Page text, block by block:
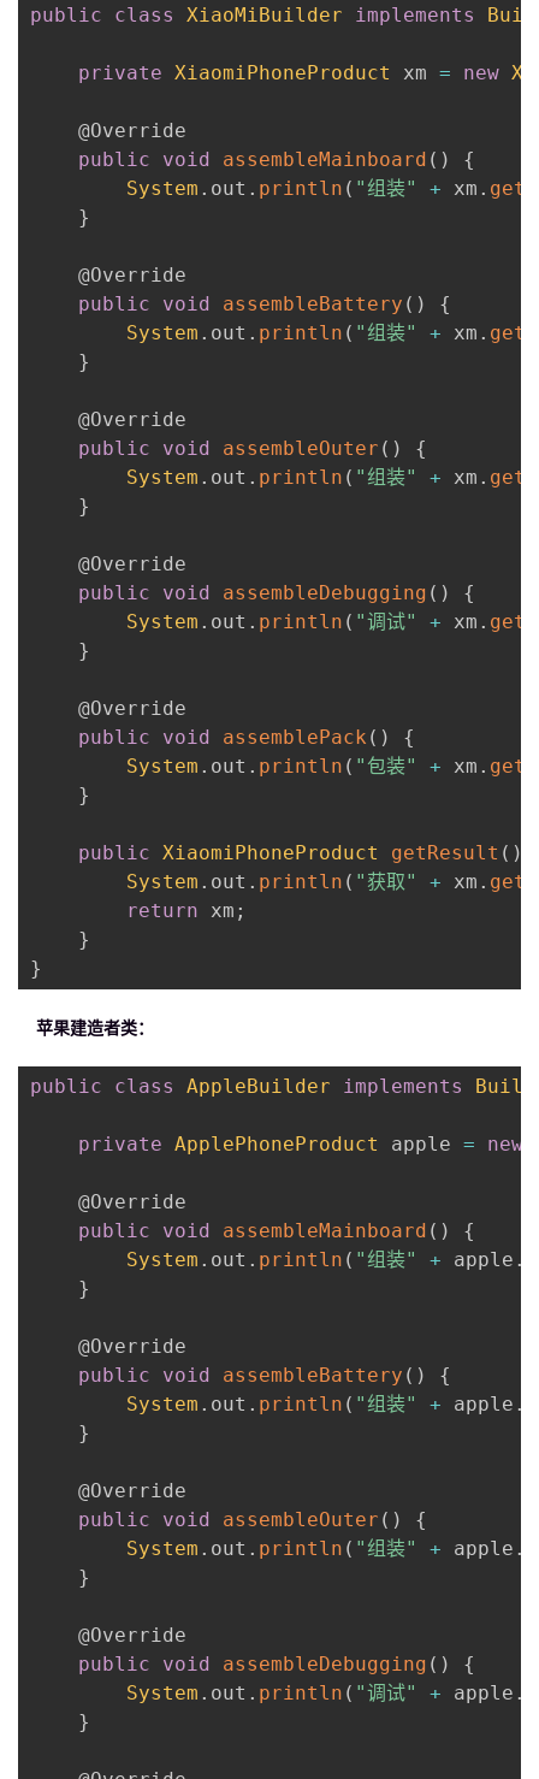
public class XiaoMiBuilder implements
private XiaomiPhoneProduct xm = new
@Override
public
void assembleMainboard ( )
{
System . out . println ( "组装" + xm .
}
@Override
public
void assembleBattery ( )
{
System . out . println ( "组装" + xm .
}
@Override
public
void assembleOuter ( )
{
System . out . println ( "组装" + xm .
}
@Override
public
void assembleDebugging ( )
{
System . out . println ( "调试" + xm .
}
@Override
public
void assemblePack ( )
{
System . out . println ( "包装" + xm .
}
public XiaomiPhoneProduct getResult ( )
System . out . println ( "获取" + xm .
return xm ;
}
}
苹果建造者类：
public class AppleBuilder implements
private ApplePhoneProduct apple = new
@Override
public
void assembleMainboard ( )
{
System . out . println ( "组装" + apple .
}
@Override
public
void assembleBattery ( )
{
System . out . println ( "组装" + apple .
}
@Override
public
void assembleOuter ( )
{
System . out . println ( "组装" + apple .
}
@Override
public
void assembleDebugging ( )
{
System . out . println ( "调试" + apple .
}